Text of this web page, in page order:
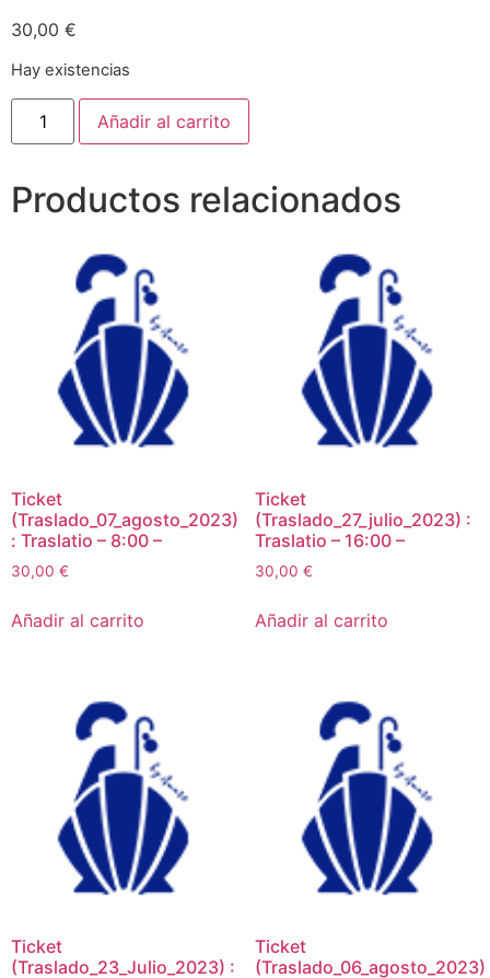
30,00 €
Hay existencias
Añadir al carrito
Productos relacionados
Ticket
(Traslado_07_agosto_2023)
: Traslatio – 8:00 –
30,00 €
Añadir al carrito
Ticket
(Traslado_27_julio_2023) :
Traslatio – 16:00 –
30,00 €
Añadir al carrito
Ticket
(Traslado_23_Julio_2023) :
Ticket
(Traslado_06_agosto_2023)